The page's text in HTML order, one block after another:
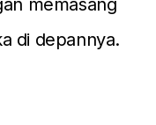
memasang
di depannya.